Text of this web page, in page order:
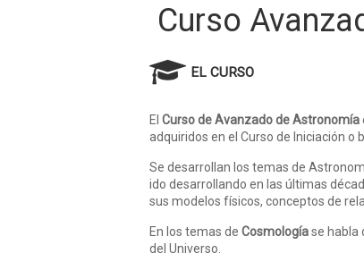
Curso
EL CURSO
El Curso de Avanzado de Astronomía
adquiridos en el Curso de Iniciación
Se desarrollan los temas de
ido desarrollando en las últimas
sus modelos físicos, conceptos de
En los temas de Cosmologíase habla
del Universo.